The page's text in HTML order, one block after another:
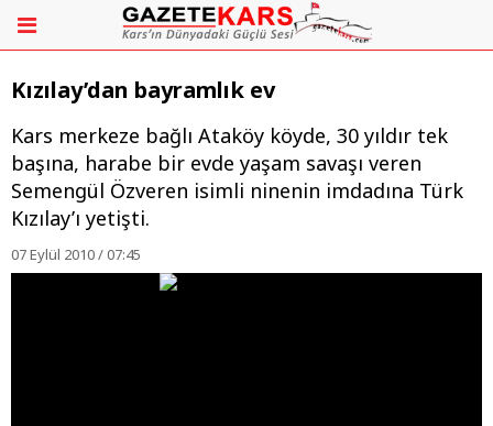
Kızılay’dan bayramlık ev
Kars merkeze bağlı Ataköy köyde, 30 yıldır tek
başına, harabe bir evde yaşam savaşı veren
Semengül Özveren isimli ninenin imdadına Türk
Kızılay’ı yetişti.
07 Eylül 2010 / 07:45